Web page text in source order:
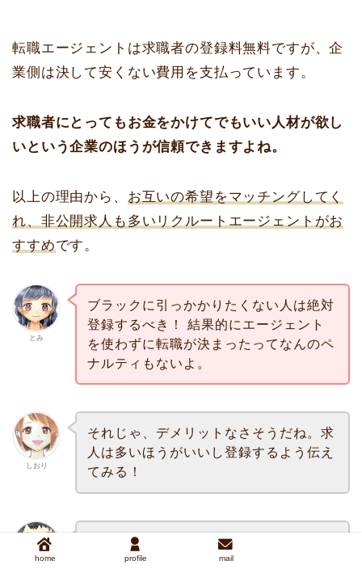
転職エージェントは求職者の登録料無料ですが、企
業側は決して安くない費用を支払っています。
求職者にとってもお金をかけてでもいい人材が欲し
いという企業のほうが信頼できますよね。
以上の理由から、 お互いの希望をマッチングしてく
れ、非公開求人も多いリクルートエージェントがお
すすめです。
とみ
ブラックに引っかかりたくない人は絶対
登録するべき！ 結果的にエージェント
を使わずに転職が決まったってなんのペ
ナルティもないよ。
しおり
それじゃ、デメリットなさそうだね。求
人は多いほうがいいし登録するよう伝え
てみる！
初めての転職で自分の方向性が定まって
なかったから、リクルートエージェント
home profile mail